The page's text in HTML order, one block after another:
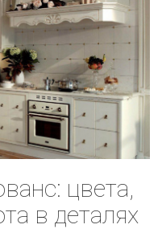
цвета,
в деталях